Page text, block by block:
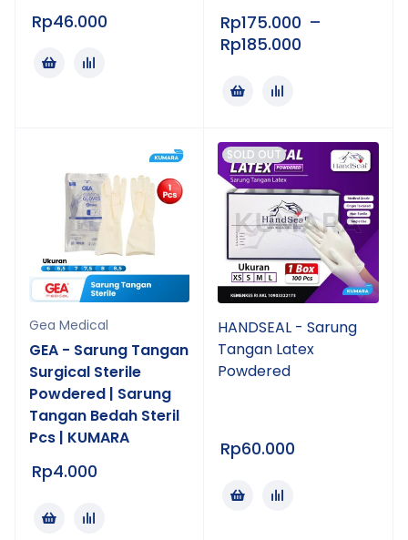
Rp46.000 Rp175.000 –
Rp185.000
Gea Medical
GEA - Sarung Tangan
Surgical Sterile
Powdered | Sarung
Tangan Bedah Steril
Pcs | KUMARA
Rp4.000
SOLD OUT
HANDSEAL - Sarung
Tangan Latex
Powdered
Rp60.000